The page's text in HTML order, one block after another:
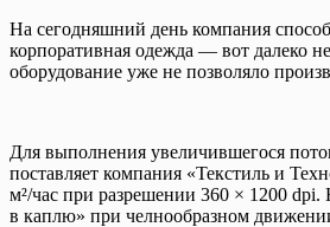
На сегодняшний день компания
корпоративная одежда — вот далеко
оборудование уже не позволяло
Для выполнения увеличившегося
поставляет компания «Текстиль и
м²/час при разрешении 360 × 1200
в каплю» при челнообразном